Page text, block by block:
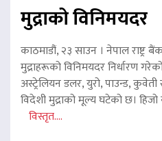
मुद्राको विनिमयदर
काठमाडौं, २३ साउन । नेपाल राष्ट्र
मुद्राहरूको विनिमयदर निर्धारण
अस्ट्रेलियन डलर, युरो, पाउन्ड,
विदेशी मुद्राको मूल्य घटेको छ। हिजो
विस्तृत....